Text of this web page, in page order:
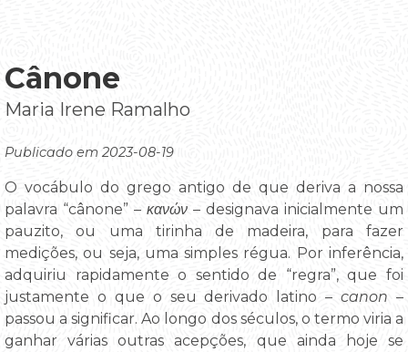
Cânone
Maria Irene Ramalho
Publicado em 2023-08-19
O vocábulo do grego antigo de que deriva a nossa
palavra “cânone” – κανών – designava inicialmente um
pauzito, ou uma tirinha de madeira, para fazer
medições, ou seja, uma simples régua. Por inferência,
adquiriu rapidamente o sentido de “regra”, que foi
justamente o que o seu derivado latino –canon –
passou a significar. Ao longo dos séculos, o termo viria a
ganhar várias outras acepções, que ainda hoje se